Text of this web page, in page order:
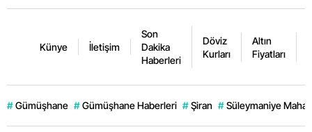
Künye İletişim
Son
Dakika
Haberleri
Döviz
Kurları
Altın
Fiyatları
# Gümüşhane # Gümüşhane Haberleri # Şiran # Süleymaniye